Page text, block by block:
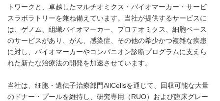
トワークと、卓越したマルチオミクス・バイオマーカー・サービ
スラボラトリーを兼ね備えています。当社が提供するサービスに
は、ゲノム、組織バイオマーカー、プロテオミクス、細胞ベース
のサービスがあり、がん、感染症、その他の希少かつ複雑な疾患
に対し、バイオマーカーやコンパニオン診断プログラムに支えら
れた新たな治療法の開発を加速させています。
当社は、細胞・遺伝子治療部門AllCellsを通じて、回収可能な大量
のドナー・プールを維持し、研究専用（RUO）および臨床グレー